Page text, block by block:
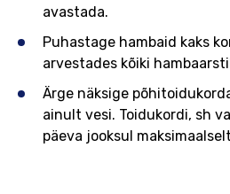
avastada.
Puhastage hambaid kaks
arvestades kõiki
Ärge näksige
ainult vesi. Toidukordi, sh
päeva jooksul